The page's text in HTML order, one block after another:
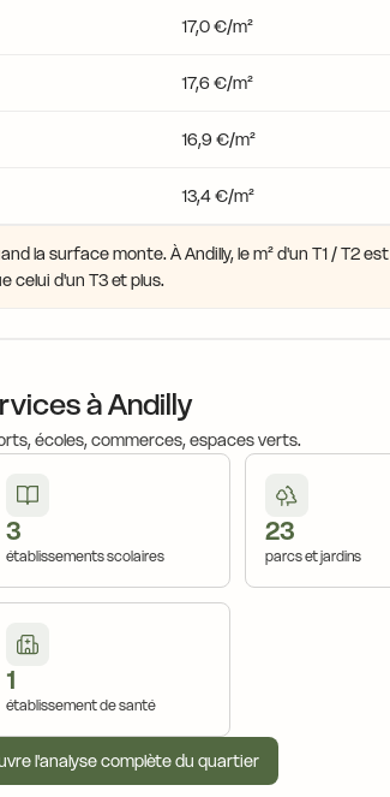
17,0 €/m²
17,6 €/m²
16,9 €/m²
13,4 €/m²
la surface monte. À Andilly, le m² d'un T1 / T2 est
celui d'un T3 et plus.
à Andilly
écoles, commerces, espaces verts.
3
établissements scolaires
23
parcs et jardins
1
établissement de santé
l'analyse complète du quartier